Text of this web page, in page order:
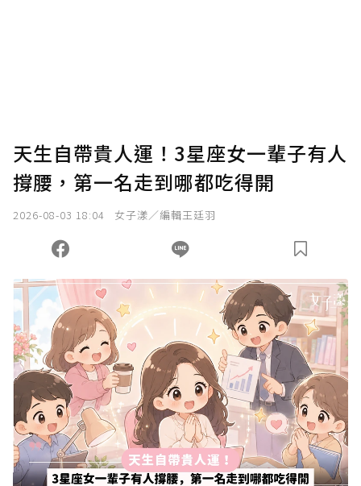
天生自帶貴人運！3星座女一輩子有人
撐腰，第一名走到哪都吃得開
2026-08-03 18:04 女子漾／編輯王廷羽